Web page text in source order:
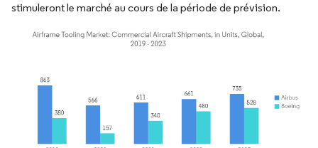
stimuleront le marché au cours de la période de prévision.